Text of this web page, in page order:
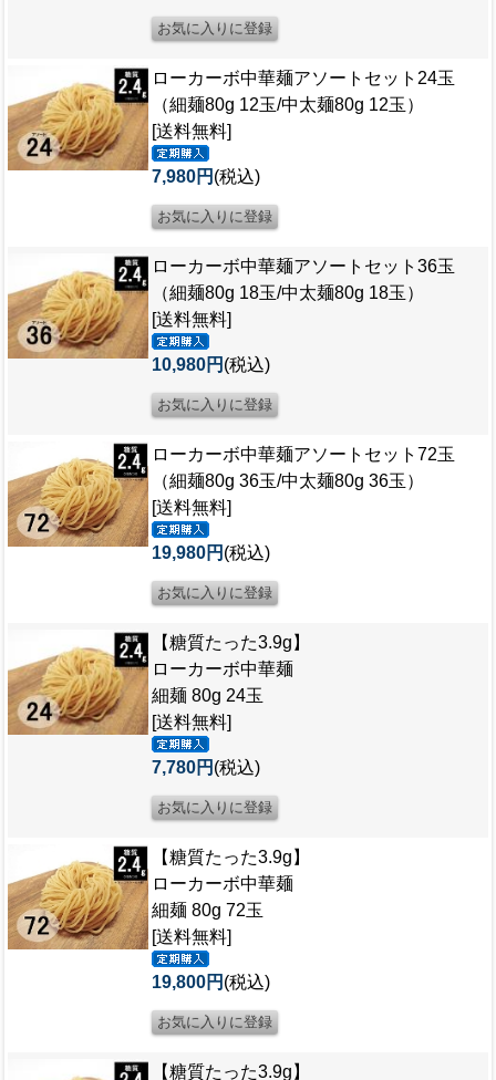
ローカーボ中華麺アソートセット24玉
（細麺80g 12玉/中太麺80g 12玉）
[送料無料]
7,980円 (税込)
ローカーボ中華麺アソートセット36玉
（細麺80g 18玉/中太麺80g 18玉）
[送料無料]
10,980円 (税込)
ローカーボ中華麺アソートセット72玉
（細麺80g 36玉/中太麺80g 36玉）
[送料無料]
19,980円 (税込)
【糖質たった3.9g】
ローカーボ中華麺
細麺 80g 24玉
[送料無料]
7,780円 (税込)
【糖質たった3.9g】
ローカーボ中華麺
細麺 80g 72玉
[送料無料]
19,800円 (税込)
【糖質たった3.9g】